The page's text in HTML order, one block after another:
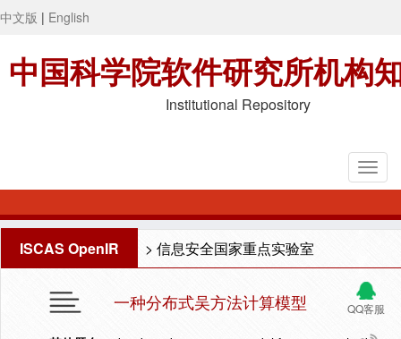
中文版 | English
中国科学院软件研究所机构
Institutional Repository
ISCAS OpenIR > 信息安全国家重点实验室
QQ客服
一种分布式吴方法计算模型